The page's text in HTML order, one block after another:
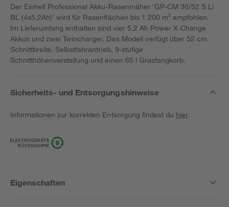
Der Einhell Professional Akku-Rasenmäher 'GP-CM 36/52 S Li
BL (4x5,2Ah)' wird für Rasenflächen bis 1.200 m² empfohlen.
Im Lieferumfang enthalten sind vier 5,2 Ah Power X-Change
Akkus und zwei Twincharger. Das Modell verfügt über 52 cm
Schnittbreite, Selbstfahrantrieb, 9-stufige
Schnitthöhenverstellung und einen 65 l Grasfangkorb.
Sicherheits- und Entsorgungshinweise
Informationen zur korrekten Entsorgung findest du hier.
Eigenschaften